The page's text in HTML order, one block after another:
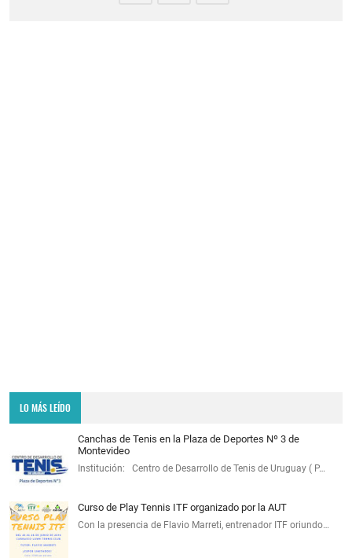
LO MÁS LEÍDO
Canchas de Tenis en la Plaza de Deportes Nº 3 de
Montevideo
Institución: Centro de Desarrollo de Tenis de Uruguay ( P…
Curso de Play Tennis ITF organizado por la AUT
Con la presencia de Flavio Marreti, entrenador ITF oriundo…